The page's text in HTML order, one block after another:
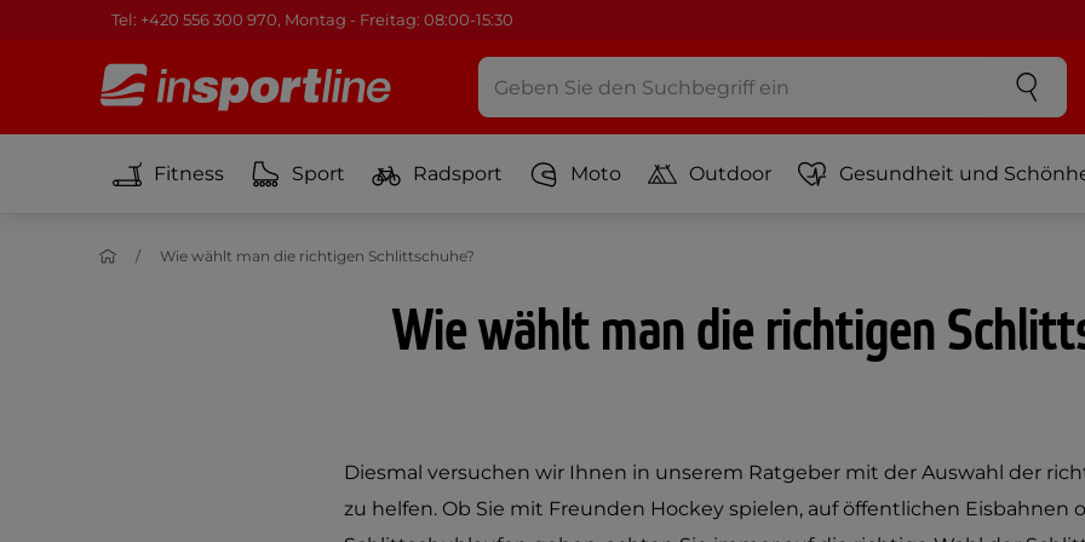
Tel: +420 556 300 970, Montag - Freitag: 08:00-15:30
Fitness Sport Radsport Moto Outdoor Gesundheit und
Wie wählt man die richtigen Schlittschuhe?
Wie wählt man die richtigen
Diesmal versuchen wir Ihnen in unserem Ratgeber mit der Auswahl der
zu helfen. Ob Sie mit Freunden Hockey spielen, auf öffentlichen Eisbahnen